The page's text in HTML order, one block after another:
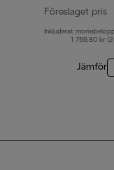
Föreslaget pris
Inkluderat
1 759,80 kr
Jämför